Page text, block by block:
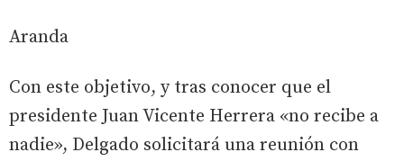
Aranda
Con este objetivo, y tras conocer que el
presidente Juan Vicente Herrera «no recibe a
nadie», Delgado solicitará una reunión con